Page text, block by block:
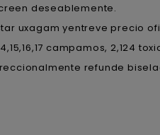
deseablemente.
uxagam yentreve precio
campamos, 2,124
refunde